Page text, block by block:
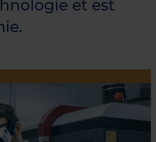
et est